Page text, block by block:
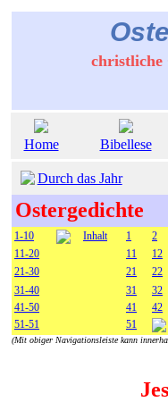
christliche
Home Bibellese
Durch das Jahr
Ostergedichte
1-10 Inhalt 1 2
11-20
11 12
21-30
21 22
31-40
31 32
41-50
41 42
51-51
51
(Mit obiger Navigationsleiste kann